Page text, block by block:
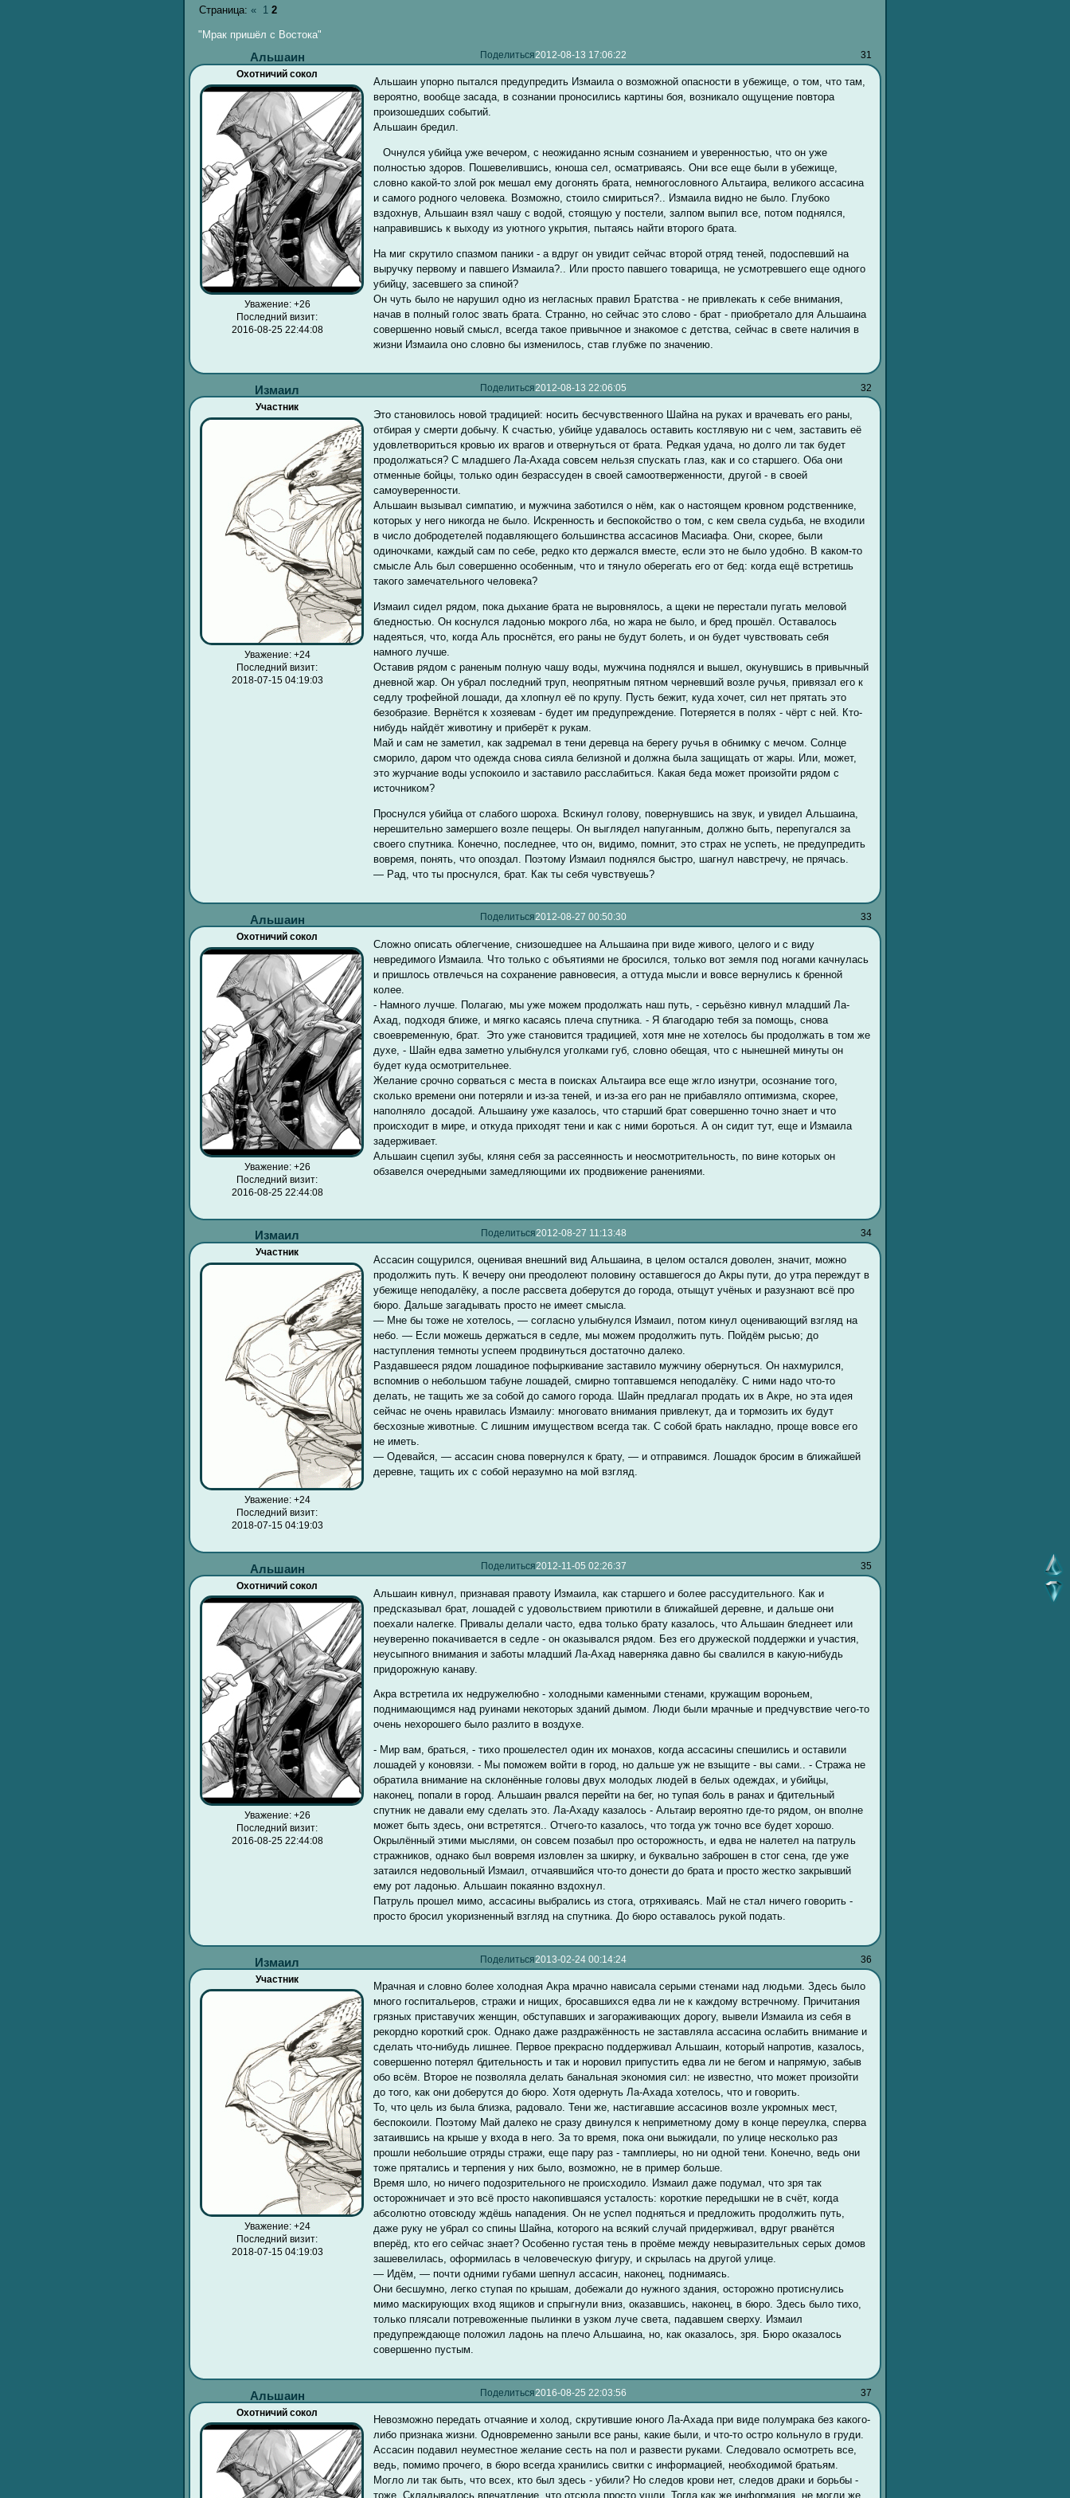
"Мрак пришёл с Востока"
Страница: « 1 2
Поделиться 31
2012-08-13 17:06:22
Альшаин
Охотничий сокол
Уважение: +26
Последний визит:
2016-08-25 22:44:08
Альшаин упорно пытался предупредить Измаила о возможной опасности в убежище, о том, что там,
вероятно, вообще засада, в сознании проносились картины боя, возникало ощущение повтора
произошедших событий.
Альшаин бредил.
Очнулся убийца уже вечером, с неожиданно ясным сознанием и уверенностью, что он уже
полностью здоров. Пошевелившись, юноша сел, осматриваясь. Они все еще были в убежище,
словно какой-то злой рок мешал ему догонять брата, немногословного Альтаира, великого ассасина
и самого родного человека. Возможно, стоило смириться?.. Измаила видно не было. Глубоко
вздохнув, Альшаин взял чашу с водой, стоящую у постели, залпом выпил все, потом поднялся,
направившись к выходу из уютного укрытия, пытаясь найти второго брата.
На миг скрутило спазмом паники - а вдруг он увидит сейчас второй отряд теней, подоспевший на
выручку первому и павшего Измаила?.. Или просто павшего товарища, не усмотревшего еще одного
убийцу, засевшего за спиной?
Он чуть было не нарушил одно из негласных правил Братства - не привлекать к себе внимания,
начав в полный голос звать брата. Странно, но сейчас это слово - брат - приобретало для Альшаина
совершенно новый смысл, всегда такое привычное и знакомое с детства, сейчас в свете наличия в
жизни Измаила оно словно бы изменилось, став глубже по значению.
Поделиться 32
2012-08-13 22:06:05
Измаил
Участник
Уважение: +24
Последний визит:
2018-07-15 04:19:03
Это становилось новой традицией: носить бесчувственного Шайна на руках и врачевать его раны,
отбирая у смерти добычу. К счастью, убийце удавалось оставить костлявую ни с чем, заставить её
удовлетвориться кровью их врагов и отвернуться от брата. Редкая удача, но долго ли так будет
продолжаться? С младшего Ла-Ахада совсем нельзя спускать глаз, как и со старшего. Оба они
отменные бойцы, только один безрассуден в своей самоотверженности, другой - в своей
самоуверенности.
Альшаин вызывал симпатию, и мужчина заботился о нём, как о настоящем кровном родственнике,
которых у него никогда не было. Искренность и беспокойство о том, с кем свела судьба, не входили
в число добродетелей подавляющего большинства ассасинов Масиафа. Они, скорее, были
одиночками, каждый сам по себе, редко кто держался вместе, если это не было удобно. В каком-то
смысле Аль был совершенно особенным, что и тянуло оберегать его от бед: когда ещё встретишь
такого замечательного человека?
Измаил сидел рядом, пока дыхание брата не выровнялось, а щеки не перестали пугать меловой
бледностью. Он коснулся ладонью мокрого лба, но жара не было, и бред прошёл. Оставалось
надеяться, что, когда Аль проснётся, его раны не будут болеть, и он будет чувствовать себя
намного лучше.
Оставив рядом с раненым полную чашу воды, мужчина поднялся и вышел, окунувшись в привычный
дневной жар. Он убрал последний труп, неопрятным пятном черневший возле ручья, привязал его к
седлу трофейной лошади, да хлопнул её по крупу. Пусть бежит, куда хочет, сил нет прятать это
безобразие. Вернётся к хозяевам - будет им предупреждение. Потеряется в полях - чёрт с ней. Кто-
нибудь найдёт животину и приберёт к рукам.
Май и сам не заметил, как задремал в тени деревца на берегу ручья в обнимку с мечом. Солнце
сморило, даром что одежда снова сияла белизной и должна была защищать от жары. Или, может,
это журчание воды успокоило и заставило расслабиться. Какая беда может произойти рядом с
источником?
Проснулся убийца от слабого шороха. Вскинул голову, повернувшись на звук, и увидел Альшаина,
нерешительно замершего возле пещеры. Он выглядел напуганным, должно быть, перепугался за
своего спутника. Конечно, последнее, что он, видимо, помнит, это страх не успеть, не предупредить
вовремя, понять, что опоздал. Поэтому Измаил поднялся быстро, шагнул навстречу, не прячась.
— Рад, что ты проснулся, брат. Как ты себя чувствуешь?
Поделиться 33
2012-08-27 00:50:30
Альшаин
Охотничий сокол
Уважение: +26
Последний визит:
2016-08-25 22:44:08
Сложно описать облегчение, снизошедшее на Альшаина при виде живого, целого и с виду
невредимого Измаила. Что только с объятиями не бросился, только вот земля под ногами качнулась
и пришлось отвлечься на сохранение равновесия, а оттуда мысли и вовсе вернулись к бренной
колее.
- Намного лучше. Полагаю, мы уже можем продолжать наш путь, - серьёзно кивнул младший Ла-
Ахад, подходя ближе, и мягко касаясь плеча спутника. - Я благодарю тебя за помощь, снова
своевременную, брат. Это уже становится традицией, хотя мне не хотелось бы продолжать в том же
духе, - Шайн едва заметно улыбнулся уголками губ, словно обещая, что с нынешней минуты он
будет куда осмотрительнее.
Желание срочно сорваться с места в поисках Альтаира все еще жгло изнутри, осознание того,
сколько времени они потеряли и из-за теней, и из-за его ран не прибавляло оптимизма, скорее,
наполняло досадой. Альшаину уже казалось, что старший брат совершенно точно знает и что
происходит в мире, и откуда приходят тени и как с ними бороться. А он сидит тут, еще и Измаила
задерживает.
Альшаин сцепил зубы, кляня себя за рассеянность и неосмотрительность, по вине которых он
обзавелся очередными замедляющими их продвижение ранениями.
Поделиться 34
2012-08-27 11:13:48
Измаил
Участник
Уважение: +24
Последний визит:
2018-07-15 04:19:03
Ассасин сощурился, оценивая внешний вид Альшаина, в целом остался доволен, значит, можно
продолжить путь. К вечеру они преодолеют половину оставшегося до Акры пути, до утра переждут в
убежище неподалёку, а после рассвета доберутся до города, отыщут учёных и разузнают всё про
бюро. Дальше загадывать просто не имеет смысла.
— Мне бы тоже не хотелось, — согласно улыбнулся Измаил, потом кинул оценивающий взгляд на
небо. — Если можешь держаться в седле, мы можем продолжить путь. Пойдём рысью; до
наступления темноты успеем продвинуться достаточно далеко.
Раздавшееся рядом лошадиное пофыркивание заставило мужчину обернуться. Он нахмурился,
вспомнив о небольшом табуне лошадей, смирно топтавшемся неподалёку. С ними надо что-то
делать, не тащить же за собой до самого города. Шайн предлагал продать их в Акре, но эта идея
сейчас не очень нравилась Измаилу: многовато внимания привлекут, да и тормозить их будут
бесхозные животные. С лишним имуществом всегда так. С собой брать накладно, проще вовсе его
не иметь.
— Одевайся, — ассасин снова повернулся к брату, — и отправимся. Лошадок бросим в ближайшей
деревне, тащить их с собой неразумно на мой взгляд.
Поделиться 35
2012-11-05 02:26:37
Альшаин
Охотничий сокол
Уважение: +26
Последний визит:
2016-08-25 22:44:08
Альшаин кивнул, признавая правоту Измаила, как старшего и более рассудительного. Как и
предсказывал брат, лошадей с удовольствием приютили в ближайшей деревне, и дальше они
поехали налегке. Привалы делали часто, едва только брату казалось, что Альшаин бледнеет или
неуверенно покачивается в седле - он оказывался рядом. Без его дружеской поддержки и участия,
неусыпного внимания и заботы младший Ла-Ахад наверняка давно бы свалился в какую-нибудь
придорожную канаву.
Акра встретила их недружелюбно - холодными каменными стенами, кружащим вороньем,
поднимающимся над руинами некоторых зданий дымом. Люди были мрачные и предчувствие чего-то
очень нехорошего было разлито в воздухе.
- Мир вам, браться, - тихо прошелестел один их монахов, когда ассасины спешились и оставили
лошадей у коновязи. - Мы поможем войти в город, но дальше уж не взыщите - вы сами.. - Стража не
обратила внимание на склонённые головы двух молодых людей в белых одеждах, и убийцы,
наконец, попали в город. Альшаин рвался перейти на бег, но тупая боль в ранах и бдительный
спутник не давали ему сделать это. Ла-Ахаду казалось - Альтаир вероятно где-то рядом, он вполне
может быть здесь, они встретятся.. Отчего-то казалось, что тогда уж точно все будет хорошо.
Окрылённый этими мыслями, он совсем позабыл про осторожность, и едва не налетел на патруль
стражников, однако был вовремя изловлен за шкирку, и буквально заброшен в стог сена, где уже
затаился недовольный Измаил, отчаявшийся что-то донести до брата и просто жестко закрывший
ему рот ладонью. Альшаин покаянно вздохнул.
Патруль прошел мимо, ассасины выбрались из стога, отряхиваясь. Май не стал ничего говорить -
просто бросил укоризненный взгляд на спутника. До бюро оставалось рукой подать.
Поделиться 36
2013-02-24 00:14:24
Измаил
Участник
Уважение: +24
Последний визит:
2018-07-15 04:19:03
Мрачная и словно более холодная Акра мрачно нависала серыми стенами над людьми. Здесь было
много госпитальеров, стражи и нищих, бросавшихся едва ли не к каждому встречному. Причитания
грязных приставучих женщин, обступавших и загораживающих дорогу, вывели Измаила из себя в
рекордно короткий срок. Однако даже раздражённость не заставляла ассасина ослабить внимание и
сделать что-нибудь лишнее. Первое прекрасно поддерживал Альшаин, который напротив, казалось,
совершенно потерял бдительность и так и норовил припустить едва ли не бегом и напрямую, забыв
обо всём. Второе не позволяла делать банальная экономия сил: не известно, что может произойти
до того, как они доберутся до бюро. Хотя одернуть Ла-Ахада хотелось, что и говорить.
То, что цель из была близка, радовало. Тени же, настигавшие ассасинов возле укромных мест,
беспокоили. Поэтому Май далеко не сразу двинулся к неприметному дому в конце переулка, сперва
затаившись на крыше у входа в него. За то время, пока они выжидали, по улице несколько раз
прошли небольшие отряды стражи, еще пару раз - тамплиеры, но ни одной тени. Конечно, ведь они
тоже прятались и терпения у них было, возможно, не в пример больше.
Время шло, но ничего подозрительного не происходило. Измаил даже подумал, что зря так
осторожничает и это всё просто накопившаяся усталость: короткие передышки не в счёт, когда
абсолютно отовсюду ждёшь нападения. Он не успел подняться и предложить продолжить путь,
даже руку не убрал со спины Шайна, которого на всякий случай придерживал, вдруг рванётся
вперёд, кто его сейчас знает? Особенно густая тень в проёме между невыразительных серых домов
зашевелилась, оформилась в человеческую фигуру, и скрылась на другой улице.
— Идём, — почти одними губами шепнул ассасин, наконец, поднимаясь.
Они бесшумно, легко ступая по крышам, добежали до нужного здания, осторожно протиснулись
мимо маскирующих вход ящиков и спрыгнули вниз, оказавшись, наконец, в бюро. Здесь было тихо,
только плясали потревоженные пылинки в узком луче света, падавшем сверху. Измаил
предупреждающе положил ладонь на плечо Альшаина, но, как оказалось, зря. Бюро оказалось
совершенно пустым.
Поделиться 37
2016-08-25 22:03:56
Альшаин
Охотничий сокол
Невозможно передать отчаяние и холод, скрутившие юного Ла-Ахада при виде полумрака без какого-
либо признака жизни. Одновременно заныли все раны, какие были, и что-то остро кольнуло в груди.
Ассасин подавил неуместное желание сесть на пол и развести руками. Следовало осмотреть все,
ведь, помимо прочего, в бюро всегда хранились свитки с информацией, необходимой братьям.
Могло ли так быть, что всех, кто был здесь - убили? Но следов крови нет, следов драки и борьбы -
тоже. Складывалось впечатление, что отсюда просто ушли. Тогда как же информация, не могли же